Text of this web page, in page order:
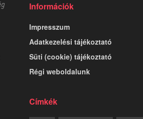
Információk
Impresszum
Adatkezelési tájékoztató
Süti (cookie) tájékoztató
Régi weboldalunk
Címkék